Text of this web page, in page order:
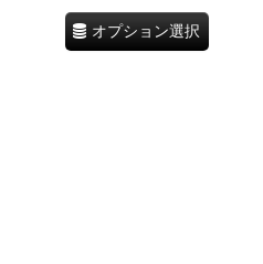
オプション選択